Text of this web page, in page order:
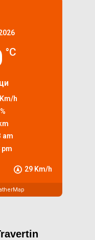
°C
29 Km/h
h
am
pm